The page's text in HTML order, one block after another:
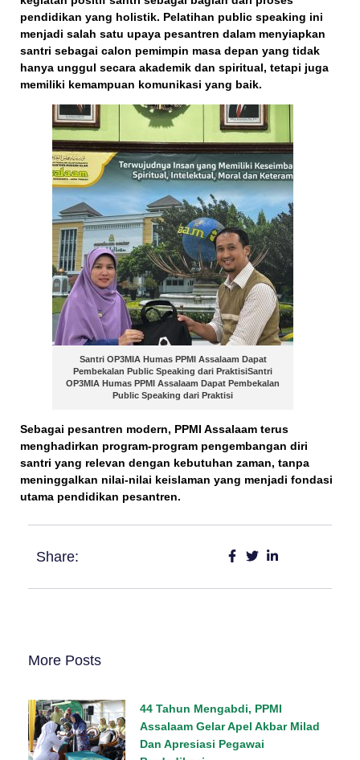
pendidikan yang holistik. Pelatihan public speaking ini
menjadi salah satu upaya pesantren dalam menyiapkan
santri sebagai calon pemimpin masa depan yang tidak
hanya unggul secara akademik dan spiritual, tetapi juga
memiliki kemampuan komunikasi yang baik.
Santri OP3MIA Humas PPMI Assalaam Dapat
Pembekalan Public Speaking dari PraktisiSantri
OP3MIA Humas PPMI Assalaam Dapat Pembekalan
Public Speaking dari Praktisi
Sebagai pesantren modern, PPMI Assalaam terus
menghadirkan program-program pengembangan diri
santri yang relevan dengan kebutuhan zaman, tanpa
meninggalkan nilai-nilai keislaman yang menjadi fondasi
utama pendidikan pesantren.
Share:
More Posts
44 Tahun Mengabdi, PPMI
Assalaam Gelar Apel Akbar Milad
Dan Apresiasi Pegawai